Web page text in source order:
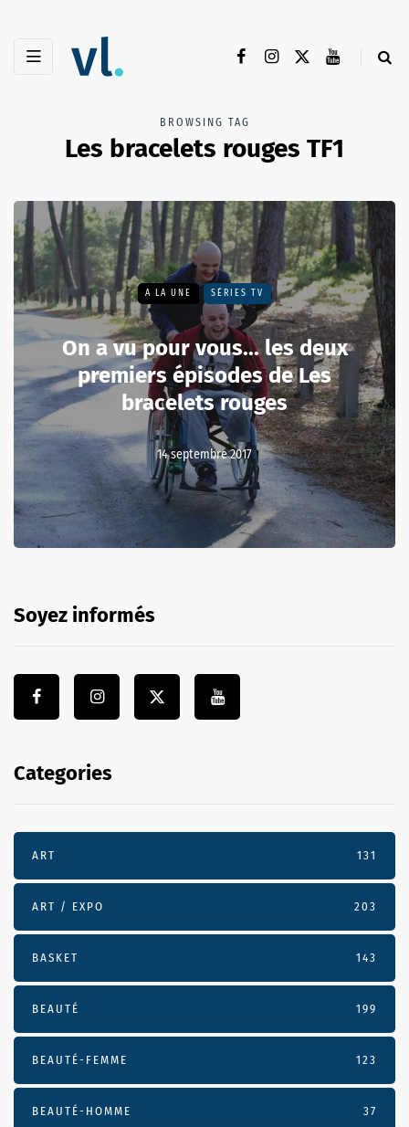
BROWSING TAG
Les bracelets rouges TF1
A LA UNE SÉRIES TV
On a vu pour vous... les deux
premiers épisodes de Les
bracelets rouges
14 septembre 2017
Soyez informés
Categories
ART 131
ART / EXPO 203
BASKET 143
BEAUTÉ 199
BEAUTÉ-FEMME 123
BEAUTÉ-HOMME 37